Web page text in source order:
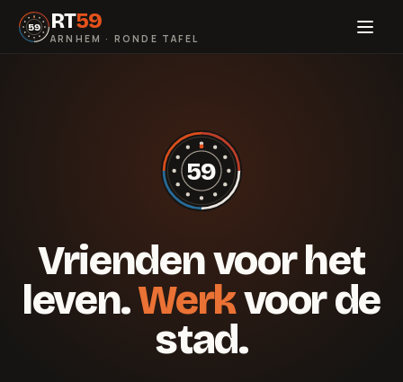
59 RT59
ARNHEM · RONDE TAFEL
59
Vrienden voor het
leven.Werkvoor de
stad.